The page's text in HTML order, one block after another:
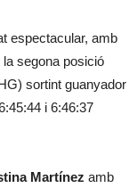
espectacular, amb
segona posició
sortint guanyador
i 6:46:37
Martínez amb